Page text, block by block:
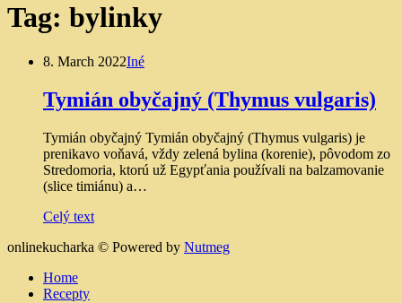
Tag: bylinky
8. March 2022Iné
Tymián obyčajný (Thymus vulgaris)
Tymián obyčajný Tymián obyčajný (Thymus vulgaris) je
prenikavo voňavá, vždy zelená bylina (korenie), pôvodom zo
Stredomoria, ktorú už Egypťania používali na balzamovanie
(slice timiánu) a…
Celý text
onlinekucharka © Powered by Nutmeg
Home
Recepty